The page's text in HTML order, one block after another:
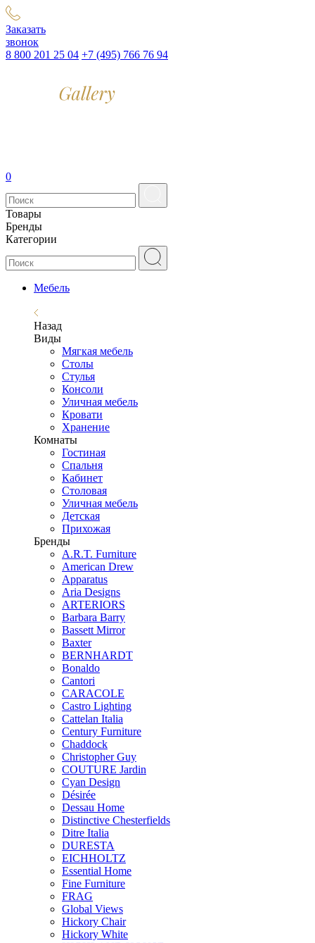
Заказать
звонок
8 800 201 25 04 +7 (495) 766 76 94
0
Товары
Бренды
Категории
Мебель
Назад
Виды
Мягкая мебель
Столы
Стулья
Консоли
Уличная мебель
Кровати
Хранение
Комнаты
Гостиная
Спальня
Кабинет
Столовая
Уличная мебель
Детская
Прихожая
Бренды
A.R.T. Furniture
American Drew
Apparatus
Aria Designs
ARTERIORS
Barbara Barry
Bassett Mirror
Baxter
BERNHARDT
Bonaldo
Cantori
CARACOLE
Castro Lighting
Cattelan Italia
Century Furniture
Chaddock
Christopher Guy
COUTURE Jardin
Cyan Design
Désirée
Dessau Home
Distinctive Chesterfields
Ditre Italia
DURESTA
EICHHOLTZ
Essential Home
Fine Furniture
FRAG
Global Views
Hickory Chair
Hickory White